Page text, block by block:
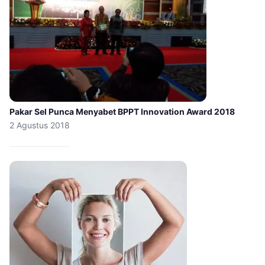
Pakar Sel Punca Menyabet BPPT Innovation Award 2018
2 Agustus 2018